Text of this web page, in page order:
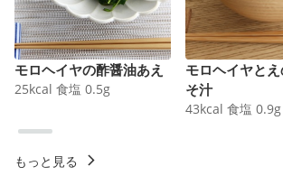
モロヘイヤの酢醤油あえ
25kcal 食塩 0.5g
モロヘイヤと
そ汁
43kcal 食塩 0.9g
もっと見る